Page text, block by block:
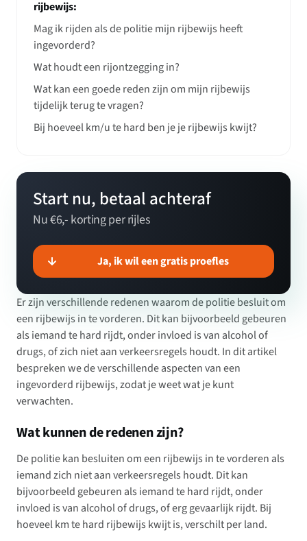
rijbewijs:
Mag ik rijden als de politie mijn rijbewijs heeft
ingevorderd?
Wat houdt een rijontzegging in?
Wat kan een goede reden zijn om mijn rijbewijs
tijdelijk terug te vragen?
Bij hoeveel km/u te hard ben je je rijbewijs kwijt?
Start nu, betaal achteraf
Nu €6,- korting per rijles
Ja, ik wil een gratis proefles
Er zijn verschillende redenen waarom de politie besluit om
een rijbewijs in te vorderen. Dit kan bijvoorbeeld gebeuren
als iemand te hard rijdt, onder invloed is van alcohol of
drugs, of zich niet aan verkeersregels houdt. In dit artikel
bespreken we de verschillende aspecten van een
ingevorderd rijbewijs, zodat je weet wat je kunt
verwachten.
Wat kunnen de redenen zijn?
De politie kan besluiten om een rijbewijs in te vorderen als
iemand zich niet aan verkeersregels houdt. Dit kan
bijvoorbeeld gebeuren als iemand te hard rijdt, onder
invloed is van alcohol of drugs, of erg gevaarlijk rijdt. Bij
hoeveel km te hard rijbewijs kwijt is, verschilt per land.